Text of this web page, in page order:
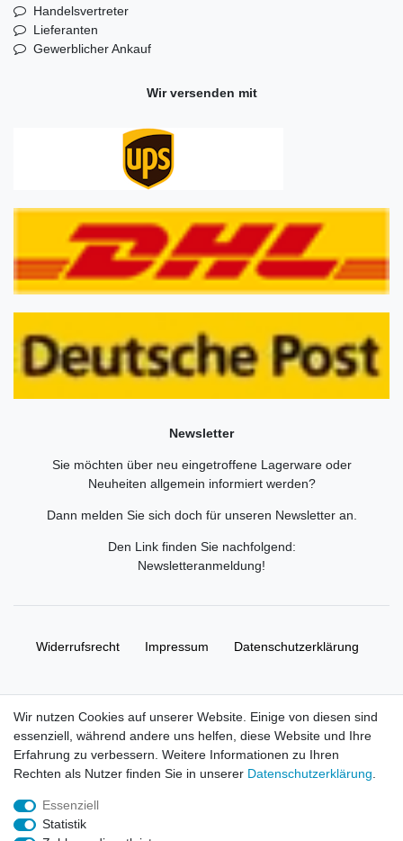
Handelsvertreter
Lieferanten
Gewerblicher Ankauf
Wir versenden mit
Newsletter
Sie möchten über neu eingetroffene Lagerware oder
Neuheiten allgemein informiert werden?
Dann melden Sie sich doch für unseren Newsletter an.
Den Link finden Sie nachfolgend:
Newsletteranmeldung!
Widerrufs­recht Impressum Daten­schutz­erklärung
© Copyright 2026 | Alle Rechte vorbehalten. HL-
Handelsgesellschaft mbH.
Alle Markennamen, Warenzeichen sowie sämtliche Produktbilder
und Beschreibungen sind Eigentum Ihrer rechtmäßigen
Wir nutzen Cookies auf unserer Website. Einige von diesen sind
essenziell, während andere uns helfen, diese Website und Ihre
Erfahrung zu verbessern. Weitere Informationen zu Ihren
Rechten als Nutzer finden Sie in unserer Daten­schutz­erklärung
Essenziell
Statistik